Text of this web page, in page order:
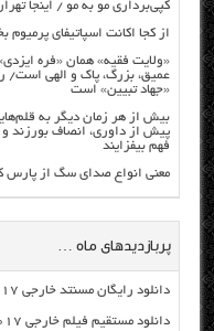
کپی‌برداری مو به مو / اینجا
از کجا اکانت اسپاتیفای پرمیوم بخریم؟ معرفی ۴
«ولایت فقیه» همان «فره
عمیق، بزرگ، پاک و الهی است/
«جهاد تبیین» است
بیش از هر زمان دیگر به
پیش از داوری، انصاف بورزند و
فهم بیفزایند
معنی انواع صدای سگ از پارس
پربازدیدهای ماه …
دانلود رایگان مسنتد خارجی Britney Ever After 2017 با لینک مستقیم
دانلود مستقیم فیلم خارجی OK Jaanu 2017 از سرور سایت